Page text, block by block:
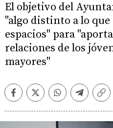
El objetivo del
"algo distinto a lo
espacios" para
relaciones de los
mayores"
FacebookTwitterWhatsappTelegram